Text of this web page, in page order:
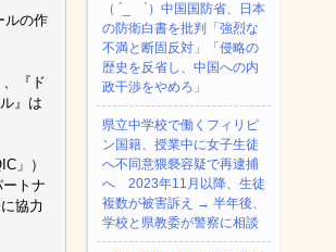
ルの作
『ド
』は
」）
トナ
協力
（ ´_ゝ`）中国国防省、日本
の防衛白書を批判「強烈な
不満と断固反対」「侵略の
歴史を反省し、中国への内
政干渉をやめろ」
県立中学校で働くフィリピ
ン国籍、授業中に女子生徒
へ不同意猥褻容疑で再逮捕
へ 2023年11月以降、生徒
複数が被害訴え → 半年後、
学校と県教委が警察に相談